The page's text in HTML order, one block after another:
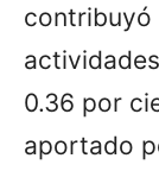
contribuyó
0.36 por
aportado